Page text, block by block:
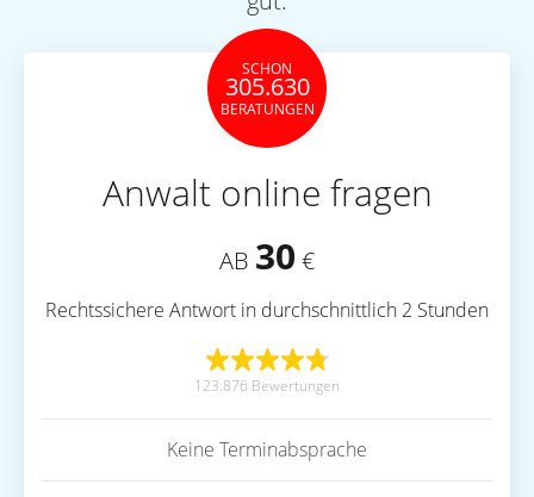
SCHON
305.630
BERATUNGEN
Anwalt online fragen
AB 30 €
Rechtssichere Antwort in durchschnittlich 2 Stunden
123.876 Bewertungen
Keine Terminabsprache